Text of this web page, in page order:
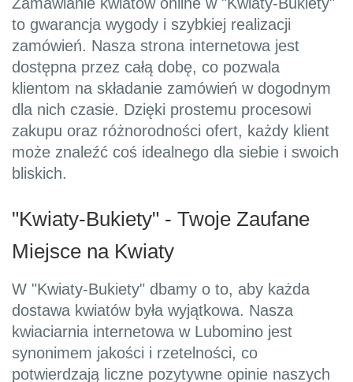
Zamawianie kwiatów online w "Kwiaty-Bukiety"
to gwarancja wygody i szybkiej realizacji
zamówień. Nasza strona internetowa jest
dostępna przez całą dobę, co pozwala
klientom na składanie zamówień w dogodnym
dla nich czasie. Dzięki prostemu procesowi
zakupu oraz różnorodności ofert, każdy klient
może znaleźć coś idealnego dla siebie i swoich
bliskich.
"Kwiaty-Bukiety" - Twoje Zaufane
Miejsce na Kwiaty
W "Kwiaty-Bukiety" dbamy o to, aby każda
dostawa kwiatów była wyjątkowa. Nasza
kwiaciarnia internetowa w Lubomino jest
synonimem jakości i rzetelności, co
potwierdzają liczne pozytywne opinie naszych